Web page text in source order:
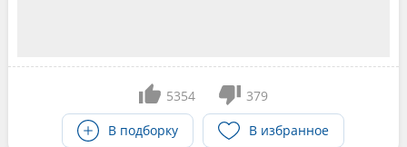
5354
379
В подборку
В избранное